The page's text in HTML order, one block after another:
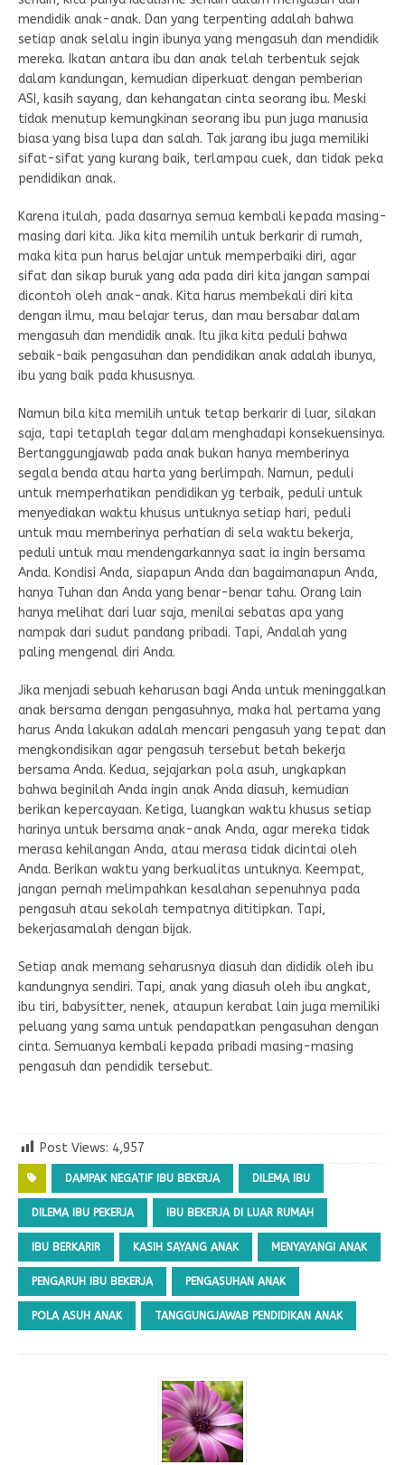
mendidik anak-anak. Dan yang terpenting adalah bahwa
setiap anak selalu ingin ibunya yang mengasuh dan mendidik
mereka. Ikatan antara ibu dan anak telah terbentuk sejak
dalam kandungan, kemudian diperkuat dengan pemberian
ASI, kasih sayang, dan kehangatan cinta seorang ibu. Meski
tidak menutup kemungkinan seorang ibu pun juga manusia
biasa yang bisa lupa dan salah. Tak jarang ibu juga memiliki
sifat-sifat yang kurang baik, terlampau cuek, dan tidak peka
pendidikan anak.
Karena itulah, pada dasarnya semua kembali kepada masing-
masing dari kita. Jika kita memilih untuk berkarir di rumah,
maka kita pun harus belajar untuk memperbaiki diri, agar
sifat dan sikap buruk yang ada pada diri kita jangan sampai
dicontoh oleh anak-anak. Kita harus membekali diri kita
dengan ilmu, mau belajar terus, dan mau bersabar dalam
mengasuh dan mendidik anak. Itu jika kita peduli bahwa
sebaik-baik pengasuhan dan pendidikan anak adalah ibunya,
ibu yang baik pada khususnya.
Namun bila kita memilih untuk tetap berkarir di luar, silakan
saja, tapi tetaplah tegar dalam menghadapi konsekuensinya.
Bertanggungjawab pada anak bukan hanya memberinya
segala benda atau harta yang berlimpah. Namun, peduli
untuk memperhatikan pendidikan yg terbaik, peduli untuk
menyediakan waktu khusus untuknya setiap hari, peduli
untuk mau memberinya perhatian di sela waktu bekerja,
peduli untuk mau mendengarkannya saat ia ingin bersama
Anda. Kondisi Anda, siapapun Anda dan bagaimanapun Anda,
hanya Tuhan dan Anda yang benar-benar tahu. Orang lain
hanya melihat dari luar saja, menilai sebatas apa yang
nampak dari sudut pandang pribadi. Tapi, Andalah yang
paling mengenal diri Anda.
Jika menjadi sebuah keharusan bagi Anda untuk meninggalkan
anak bersama dengan pengasuhnya, maka hal pertama yang
harus Anda lakukan adalah mencari pengasuh yang tepat dan
mengkondisikan agar pengasuh tersebut betah bekerja
bersama Anda. Kedua, sejajarkan pola asuh, ungkapkan
bahwa beginilah Anda ingin anak Anda diasuh, kemudian
berikan kepercayaan. Ketiga, luangkan waktu khusus setiap
harinya untuk bersama anak-anak Anda, agar mereka tidak
merasa kehilangan Anda, atau merasa tidak dicintai oleh
Anda. Berikan waktu yang berkualitas untuknya. Keempat,
jangan pernah melimpahkan kesalahan sepenuhnya pada
pengasuh atau sekolah tempatnya dititipkan. Tapi,
bekerjasamalah dengan bijak.
Setiap anak memang seharusnya diasuh dan dididik oleh ibu
kandungnya sendiri. Tapi, anak yang diasuh oleh ibu angkat,
ibu tiri, babysitter, nenek, ataupun kerabat lain juga memiliki
peluang yang sama untuk pendapatkan pengasuhan dengan
cinta. Semuanya kembali kepada pribadi masing-masing
pengasuh dan pendidik tersebut.
Post Views: 4,957
DAMPAK NEGATIF IBU BEKERJA DILEMA IBU
DILEMA IBU PEKERJA IBU BEKERJA DI LUAR RUMAH
IBU BERKARIR KASIH SAYANG ANAK MENYAYANGI ANAK
PENGARUH IBU BEKERJA PENGASUHAN ANAK
POLA ASUH ANAK TANGGUNGJAWAB PENDIDIKAN ANAK